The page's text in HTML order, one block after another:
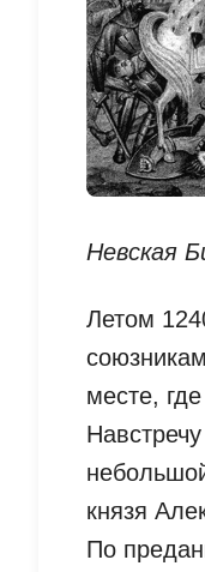
Невская
Летом
месте,
князя
По